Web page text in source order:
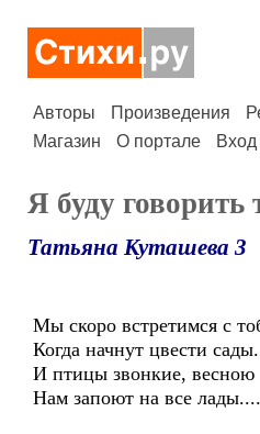
Авторы Произведения
Магазин
О портале Вход
Я буду говорить
Татьяна Куташева 3
Мы скоро встретимся с
Когда начнут цвести
И птицы звонкие, весною
Нам запоют на все лады....